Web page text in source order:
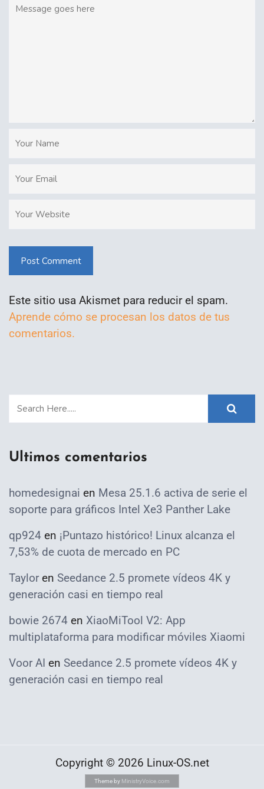
Post Comment
Este sitio usa Akismet para reducir el spam.
Aprende cómo se procesan los datos de tus
comentarios.
Ultimos comentarios
homedesignai en Mesa 25.1.6 activa de serie el
soporte para gráficos Intel Xe3 Panther Lake
qp924 en ¡Puntazo histórico! Linux alcanza el
7,53% de cuota de mercado en PC
Taylor en Seedance 2.5 promete vídeos 4K y
generación casi en tiempo real
bowie 2674 en XiaoMiTool V2: App
multiplataforma para modificar móviles Xiaomi
Voor AI en Seedance 2.5 promete vídeos 4K y
generación casi en tiempo real
Copyright © 2026 Linux-OS.net
Theme by MinistryVoice.com